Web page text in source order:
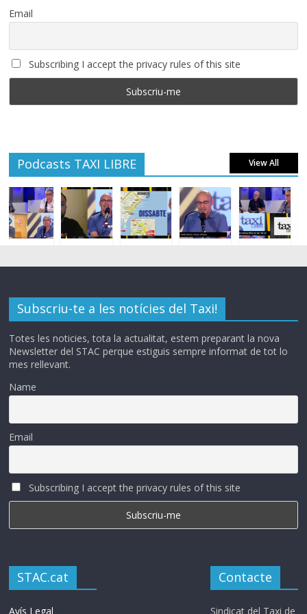
Email
Subscribing I accept the privacy rules of this site
Podcasts TAXI LIBRE View All
Subscriu-te a les notícies del Taxi!
Totes les noticies, tota la actualitat, estem preparant la nova
Newsletter del STAC perque estiguis sempre informat de tot lo
mes rellevant.
Name
Email
Subscribing I accept the privacy rules of this site
STAC.cat
Avís Legal
Contacte
Sindicat del Taxi de